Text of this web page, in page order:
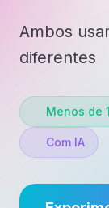
Ambos
diferentes
Menos de
Com IA